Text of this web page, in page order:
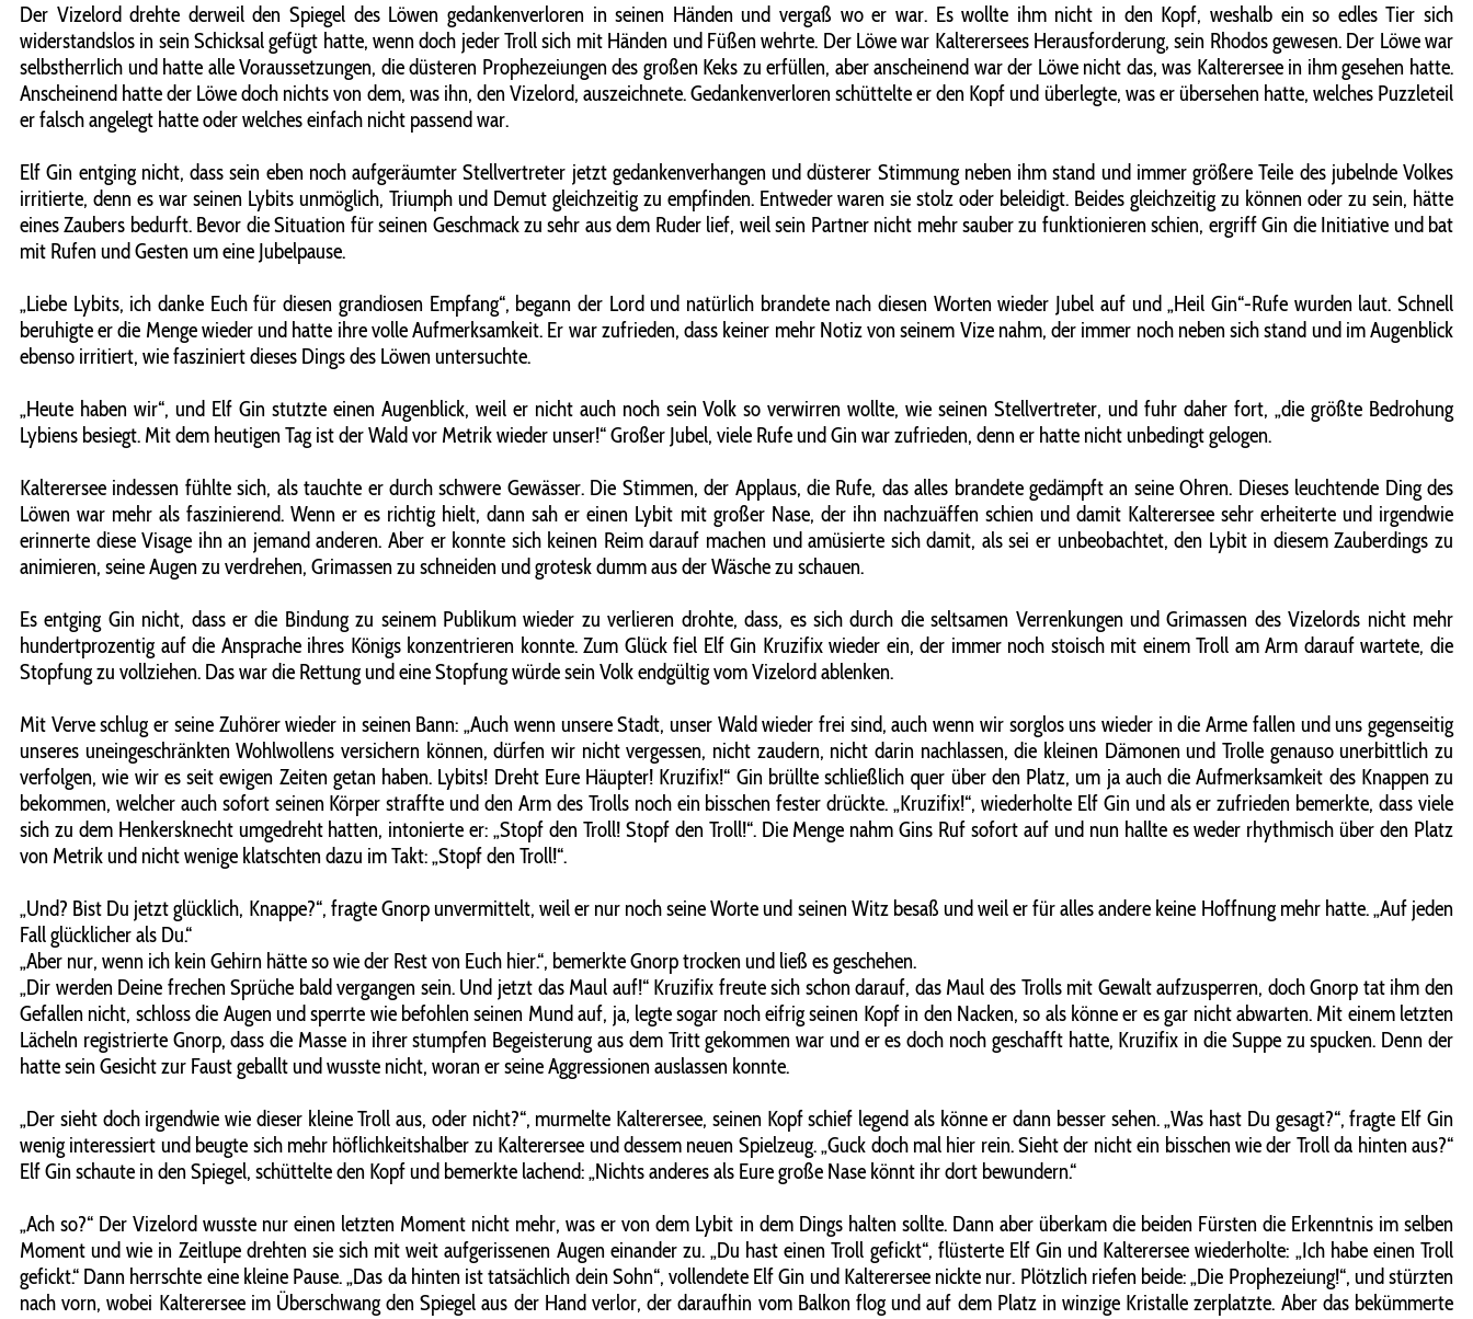
Der Vizelord drehte derweil den Spiegel des Löwen gedankenverloren in seinen Händen und vergaß wo er war. Es wollte ihm nicht in den Kopf, weshalb ein so edles Tier sich
widerstandslos in sein Schicksal gefügt hatte, wenn doch jeder Troll sich mit Händen und Füßen wehrte. Der Löwe war Kalterersees Herausforderung, sein Rhodos gewesen. Der Löwe war
selbstherrlich und hatte alle Voraussetzungen, die düsteren Prophezeiungen des großen Keks zu erfüllen, aber anscheinend war der Löwe nicht das, was Kalterersee in ihm gesehen hatte.
Anscheinend hatte der Löwe doch nichts von dem, was ihn, den Vizelord, auszeichnete. Gedankenverloren schüttelte er den Kopf und überlegte, was er übersehen hatte, welches Puzzleteil
er falsch angelegt hatte oder welches einfach nicht passend war.
Elf Gin entging nicht, dass sein eben noch aufgeräumter Stellvertreter jetzt gedankenverhangen und düsterer Stimmung neben ihm stand und immer größere Teile des jubelnde Volkes
irritierte, denn es war seinen Lybits unmöglich, Triumph und Demut gleichzeitig zu empfinden. Entweder waren sie stolz oder beleidigt. Beides gleichzeitig zu können oder zu sein, hätte
eines Zaubers bedurft. Bevor die Situation für seinen Geschmack zu sehr aus dem Ruder lief, weil sein Partner nicht mehr sauber zu funktionieren schien, ergriff Gin die Initiative und bat
mit Rufen und Gesten um eine Jubelpause.
„Liebe Lybits, ich danke Euch für diesen grandiosen Empfang“, begann der Lord und natürlich brandete nach diesen Worten wieder Jubel auf und „Heil Gin“-Rufe wurden laut. Schnell
beruhigte er die Menge wieder und hatte ihre volle Aufmerksamkeit. Er war zufrieden, dass keiner mehr Notiz von seinem Vize nahm, der immer noch neben sich stand und im Augenblick
ebenso irritiert, wie fasziniert dieses Dings des Löwen untersuchte.
„Heute haben wir“, und Elf Gin stutzte einen Augenblick, weil er nicht auch noch sein Volk so verwirren wollte, wie seinen Stellvertreter, und fuhr daher fort, „die größte Bedrohung
Lybiens besiegt. Mit dem heutigen Tag ist der Wald vor Metrik wieder unser!“ Großer Jubel, viele Rufe und Gin war zufrieden, denn er hatte nicht unbedingt gelogen.
Kalterersee indessen fühlte sich, als tauchte er durch schwere Gewässer. Die Stimmen, der Applaus, die Rufe, das alles brandete gedämpft an seine Ohren. Dieses leuchtende Ding des
Löwen war mehr als faszinierend. Wenn er es richtig hielt, dann sah er einen Lybit mit großer Nase, der ihn nachzuäffen schien und damit Kalterersee sehr erheiterte und irgendwie
erinnerte diese Visage ihn an jemand anderen. Aber er konnte sich keinen Reim darauf machen und amüsierte sich damit, als sei er unbeobachtet, den Lybit in diesem Zauberdings zu
animieren, seine Augen zu verdrehen, Grimassen zu schneiden und grotesk dumm aus der Wäsche zu schauen.
Es entging Gin nicht, dass er die Bindung zu seinem Publikum wieder zu verlieren drohte, dass, es sich durch die seltsamen Verrenkungen und Grimassen des Vizelords nicht mehr
hundertprozentig auf die Ansprache ihres Königs konzentrieren konnte. Zum Glück fiel Elf Gin Kruzifix wieder ein, der immer noch stoisch mit einem Troll am Arm darauf wartete, die
Stopfung zu vollziehen. Das war die Rettung und eine Stopfung würde sein Volk endgültig vom Vizelord ablenken.
Mit Verve schlug er seine Zuhörer wieder in seinen Bann: „Auch wenn unsere Stadt, unser Wald wieder frei sind, auch wenn wir sorglos uns wieder in die Arme fallen und uns gegenseitig
unseres uneingeschränkten Wohlwollens versichern können, dürfen wir nicht vergessen, nicht zaudern, nicht darin nachlassen, die kleinen Dämonen und Trolle genauso unerbittlich zu
verfolgen, wie wir es seit ewigen Zeiten getan haben. Lybits! Dreht Eure Häupter! Kruzifix!“ Gin brüllte schließlich quer über den Platz, um ja auch die Aufmerksamkeit des Knappen zu
bekommen, welcher auch sofort seinen Körper straffte und den Arm des Trolls noch ein bisschen fester drückte. „Kruzifix!“, wiederholte Elf Gin und als er zufrieden bemerkte, dass viele
sich zu dem Henkersknecht umgedreht hatten, intonierte er: „Stopf den Troll! Stopf den Troll!“. Die Menge nahm Gins Ruf sofort auf und nun hallte es weder rhythmisch über den Platz
von Metrik und nicht wenige klatschten dazu im Takt: „Stopf den Troll!“.
„Und? Bist Du jetzt glücklich, Knappe?“, fragte Gnorp unvermittelt, weil er nur noch seine Worte und seinen Witz besaß und weil er für alles andere keine Hoffnung mehr hatte. „Auf jeden
Fall glücklicher als Du.“
„Aber nur, wenn ich kein Gehirn hätte so wie der Rest von Euch hier.“, bemerkte Gnorp trocken und ließ es geschehen.
„Dir werden Deine frechen Sprüche bald vergangen sein. Und jetzt das Maul auf!“ Kruzifix freute sich schon darauf, das Maul des Trolls mit Gewalt aufzusperren, doch Gnorp tat ihm den
Gefallen nicht, schloss die Augen und sperrte wie befohlen seinen Mund auf, ja, legte sogar noch eifrig seinen Kopf in den Nacken, so als könne er es gar nicht abwarten. Mit einem letzten
Lächeln registrierte Gnorp, dass die Masse in ihrer stumpfen Begeisterung aus dem Tritt gekommen war und er es doch noch geschafft hatte, Kruzifix in die Suppe zu spucken. Denn der
hatte sein Gesicht zur Faust geballt und wusste nicht, woran er seine Aggressionen auslassen konnte.
„Der sieht doch irgendwie wie dieser kleine Troll aus, oder nicht?“, murmelte Kalterersee, seinen Kopf schief legend als könne er dann besser sehen. „Was hast Du gesagt?“, fragte Elf Gin
wenig interessiert und beugte sich mehr höflichkeitshalber zu Kalterersee und dessem neuen Spielzeug. „Guck doch mal hier rein. Sieht der nicht ein bisschen wie der Troll da hinten aus?“
Elf Gin schaute in den Spiegel, schüttelte den Kopf und bemerkte lachend: „Nichts anderes als Eure große Nase könnt ihr dort bewundern.“
„Ach so?“ Der Vizelord wusste nur einen letzten Moment nicht mehr, was er von dem Lybit in dem Dings halten sollte. Dann aber überkam die beiden Fürsten die Erkenntnis im selben
Moment und wie in Zeitlupe drehten sie sich mit weit aufgerissenen Augen einander zu. „Du hast einen Troll gefickt“, flüsterte Elf Gin und Kalterersee wiederholte: „Ich habe einen Troll
gefickt.“ Dann herrschte eine kleine Pause. „Das da hinten ist tatsächlich dein Sohn“, vollendete Elf Gin und Kalterersee nickte nur. Plötzlich riefen beide: „Die Prophezeiung!“, und stürzten
nach vorn, wobei Kalterersee im Überschwang den Spiegel aus der Hand verlor, der daraufhin vom Balkon flog und auf dem Platz in winzige Kristalle zerplatzte. Aber das bekümmerte